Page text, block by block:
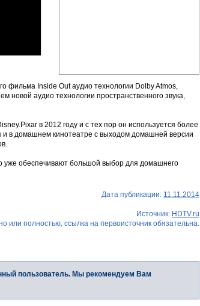
фильма Inside Out аудио технологии Dolby Atmos,
аудио технологии пространственного звука,
в 2012 году и с тех пор он используется более
и в домашнем кинотеатре с выходом домашней версии
уже обеспечивают большой выбор для домашнего
Дата публикации: 11.11.2014
Источник: HDTV.ru
или полностью, ссылка на первоисточник обязательна.
пользователь. Мы рекомендуем Вам